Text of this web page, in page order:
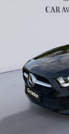
Estimation
Cette
Nous
Estimer mon